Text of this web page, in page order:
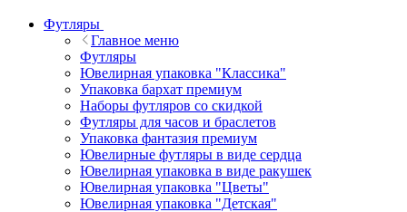
Футляры
Главное меню
Футляры
Ювелирная упаковка "Классика"
Упаковка бархат премиум
Наборы футляров со скидкой
Футляры для часов и браслетов
Упаковка фантазия премиум
Ювелирные футляры в виде сердца
Ювелирная упаковка в виде ракушек
Ювелирная упаковка "Цветы"
Ювелирная упаковка "Детская"